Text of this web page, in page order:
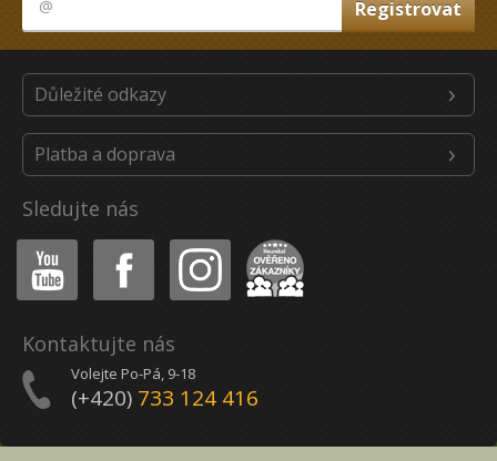
Důležité odkazy
Platba a doprava
Sledujte nás
Youtube Facebook Instagram Heureka
Kontaktujte nás
Volejte Po-Pá, 9-18
(+420) 733 124 416